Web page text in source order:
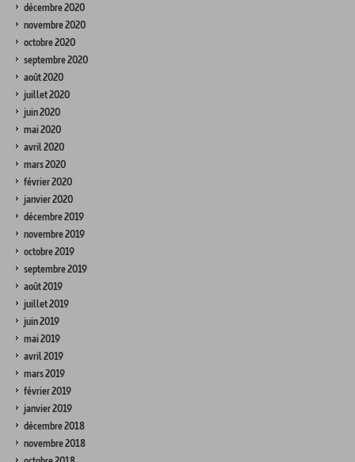
décembre 2020
novembre 2020
octobre 2020
septembre 2020
août 2020
juillet 2020
juin 2020
mai 2020
avril 2020
mars 2020
février 2020
janvier 2020
décembre 2019
novembre 2019
octobre 2019
septembre 2019
août 2019
juillet 2019
juin 2019
mai 2019
avril 2019
mars 2019
février 2019
janvier 2019
décembre 2018
novembre 2018